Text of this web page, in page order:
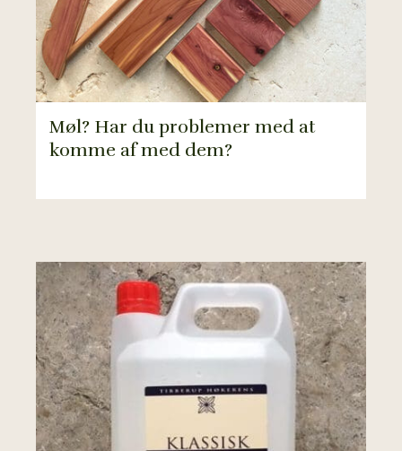
Møl? Har du problemer med at
komme af med dem?